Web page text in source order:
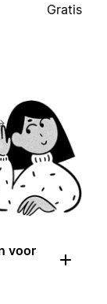
Gratis
voor